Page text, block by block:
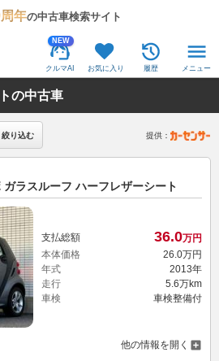
年の中古車検索サイト
NEW
クルマAI お気に入り 履歴 メニュー
の中古車
絞り込む 提供：
ラスルーフ ハーフレザーシート
支払総額 36.0万円
本体価格
26.0万円
年式
2013年
走行
5.6万km
車検
車検整備付
他の情報を開く